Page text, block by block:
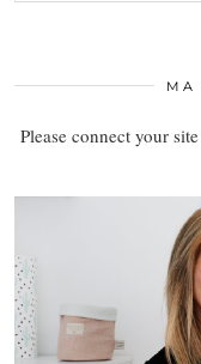
MA
Please connect your